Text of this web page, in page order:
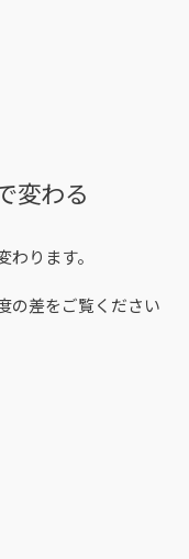
変わる
ります。
の差をご覧ください